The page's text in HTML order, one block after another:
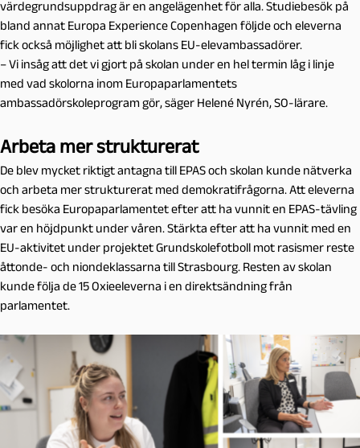
värdegrundsuppdrag är en angelägenhet för alla. Studiebesök på
bland annat Europa Experience Copenhagen följde och eleverna
fick också möjlighet att bli skolans EU-elevambassadörer.
– Vi insåg att det vi gjort på skolan under en hel termin låg i linje
med vad skolorna inom Europaparlamentets
ambassadörskoleprogram gör, säger Helené Nyrén, SO-lärare.
Arbeta mer strukturerat
De blev mycket riktigt antagna till EPAS och skolan kunde nätverka
och arbeta mer strukturerat med demokratifrågorna. Att eleverna
fick besöka Europaparlamentet efter att ha vunnit en EPAS-tävling
var en höjdpunkt under våren. Stärkta efter att ha vunnit med en
EU-aktivitet under projektet Grundskolefotboll mot rasismer reste
åttonde- och niondeklassarna till Strasbourg. Resten av skolan
kunde följa de 15 Oxieeleverna i en direktsändning från
parlamentet.